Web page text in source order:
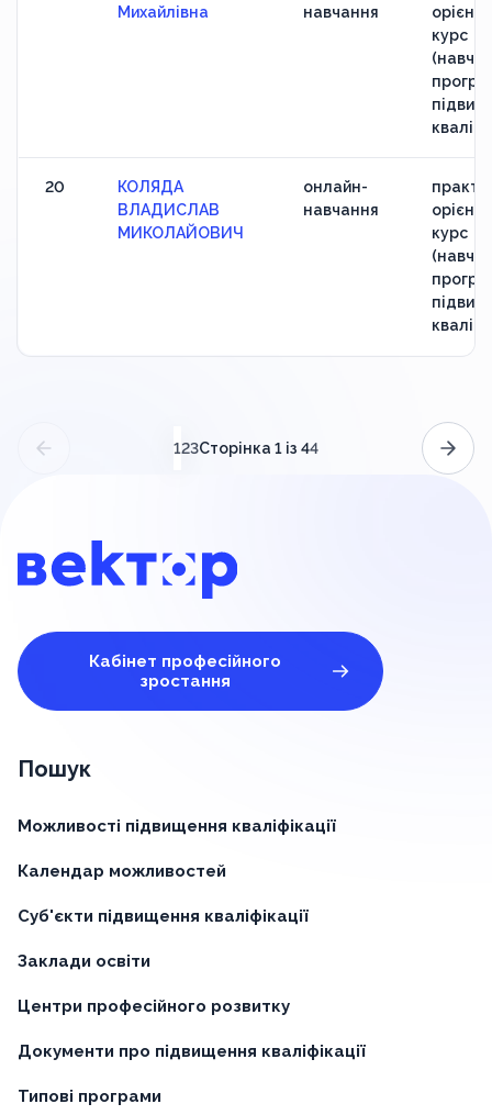
Михайлівна
навчання
курс
20
КОЛЯДА
ВЛАДИСЛАВ
МИКОЛАЙОВИЧ
онлайн-
навчання
курс
123Сторінка 1 із 44
Кабінет професійного
зростання
Пошук
Можливості підвищення кваліфікації
Календар можливостей
Суб'єкти підвищення кваліфікації
Заклади освіти
Центри професійного розвитку
Документи про підвищення кваліфікації
Типові програми